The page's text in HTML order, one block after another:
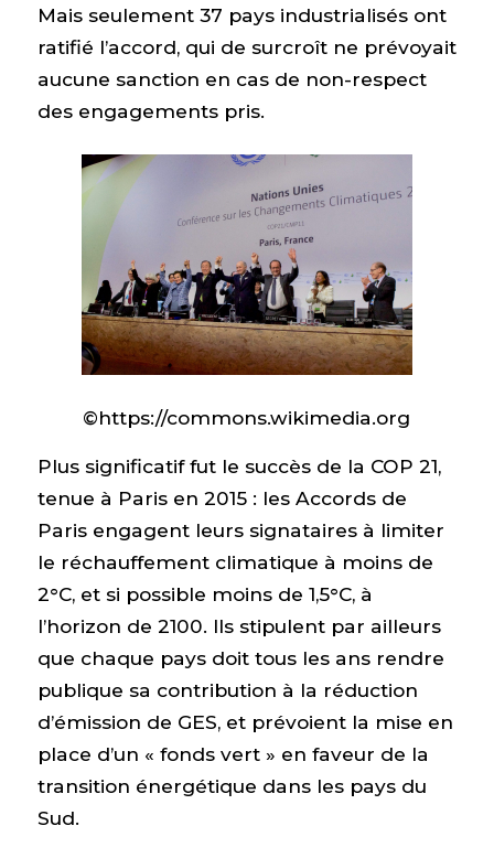
Mais seulement 37 pays industrialisés ont
ratifié l’accord, qui de surcroît ne prévoyait
aucune sanction en cas de non-respect
des engagements pris.
©https://commons.wikimedia.org
Plus significatif fut le succès de la COP 21,
tenue à Paris en 2015 : les Accords de
Paris engagent leurs signataires à limiter
le réchauffement climatique à moins de
2°C, et si possible moins de 1,5°C, à
l’horizon de 2100. Ils stipulent par ailleurs
que chaque pays doit tous les ans rendre
publique sa contribution à la réduction
d’émission de GES, et prévoient la mise en
place d’un « fonds vert » en faveur de la
transition énergétique dans les pays du
Sud.